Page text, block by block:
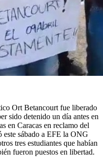
Ort Betancourt fue liberado
sido detenido un día antes en
en Caracas en reclamo del
sábado a EFE la ONG
tres estudiantes que habían
fueron puestos en libertad.